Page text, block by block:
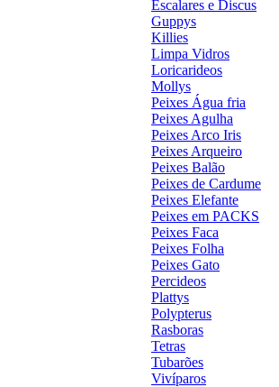
Escalares e Discus
Guppys
Killies
Limpa Vidros
Loricarideos
Mollys
Peixes Água fria
Peixes Agulha
Peixes Arco Iris
Peixes Arqueiro
Peixes Balão
Peixes de Cardume
Peixes Elefante
Peixes em PACKS
Peixes Faca
Peixes Folha
Peixes Gato
Percideos
Plattys
Polypterus
Rasboras
Tetras
Tubarões
Vivíparos